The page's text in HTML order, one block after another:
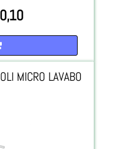
MICRO LAVABO